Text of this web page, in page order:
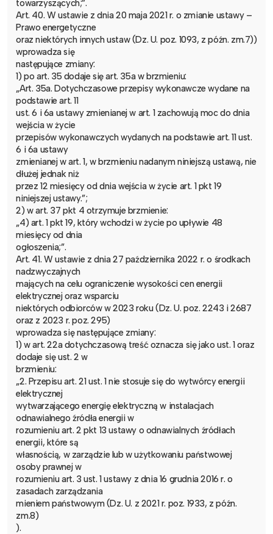
towarzyszących;”.
Art. 40. W ustawie z dnia 20 maja 2021 r. o zmianie ustawy –
Prawo energetyczne
oraz niektórych innych ustaw (Dz. U. poz. 1093, z późn. zm.7))
wprowadza się
następujące zmiany:
1) po art. 35 dodaje się art. 35a w brzmieniu:
„Art. 35a. Dotychczasowe przepisy wykonawcze wydane na
podstawie art. 11
ust. 6 i 6a ustawy zmienianej w art. 1 zachowują moc do dnia
wejścia w życie
przepisów wykonawczych wydanych na podstawie art. 11 ust.
6 i 6a ustawy
zmienianej w art. 1, w brzmieniu nadanym niniejszą ustawą, nie
dłużej jednak niż
przez 12 miesięcy od dnia wejścia w życie art. 1 pkt 19
niniejszej ustawy.”;
2) w art. 37 pkt 4 otrzymuje brzmienie:
„4) art. 1 pkt 19, który wchodzi w życie po upływie 48
miesięcy od dnia
ogłoszenia;”.
Art. 41. W ustawie z dnia 27 października 2022 r. o środkach
nadzwyczajnych
mających na celu ograniczenie wysokości cen energii
elektrycznej oraz wsparciu
niektórych odbiorców w 2023 roku (Dz. U. poz. 2243 i 2687
oraz z 2023 r. poz. 295)
wprowadza się następujące zmiany:
1) w art. 22a dotychczasową treść oznacza się jako ust. 1 oraz
dodaje się ust. 2 w
brzmieniu:
„2. Przepisu art. 21 ust. 1 nie stosuje się do wytwórcy energii
elektrycznej
wytwarzającego energię elektryczną w instalacjach
odnawialnego źródła energii w
rozumieniu art. 2 pkt 13 ustawy o odnawialnych źródłach
energii, które są
własnością, w zarządzie lub w użytkowaniu państwowej
osoby prawnej w
rozumieniu art. 3 ust. 1 ustawy z dnia 16 grudnia 2016 r. o
zasadach zarządzania
mieniem państwowym (Dz. U. z 2021 r. poz. 1933, z późn.
zm.8)
).